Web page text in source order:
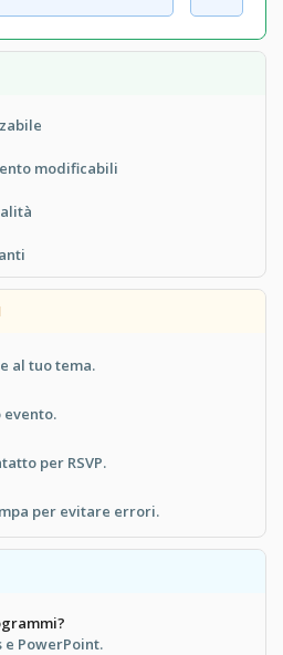
modificabili
al tuo tema.
per RSVP.
per evitare errori.
e PowerPoint.